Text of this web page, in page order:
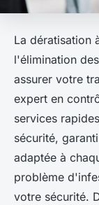
La dératisation
l'élimination
assurer votre
expert en
services
sécurité,
adaptée à
problème
votre sécurité.